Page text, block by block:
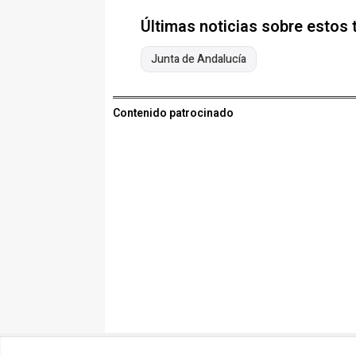
Últimas noticias sobre estos
Junta de Andalucía
Contenido patrocinado